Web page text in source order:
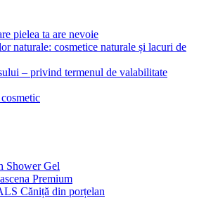
pielea ta are nevoie
naturale: cosmetice naturale și lacuri de
– privind termenul de valabilitate
Shower Gel
Premium
Căniță din porțelan